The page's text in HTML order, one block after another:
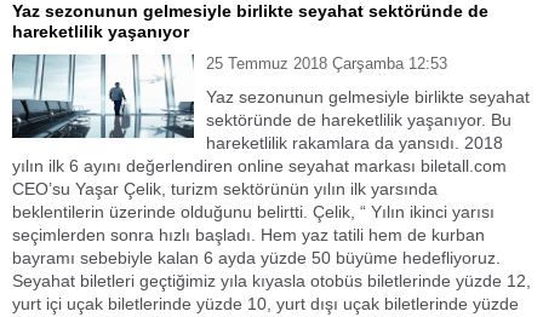
Yaz sezonunun gelmesiyle birlikte seyahat sektöründe de
hareketlilik yaşanıyor
25 Temmuz 2018 Çarşamba 12:53
Yaz sezonunun gelmesiyle birlikte seyahat
sektöründe de hareketlilik yaşanıyor. Bu
hareketlilik rakamlara da yansıdı. 2018
yılın ilk 6 ayını değerlendiren online seyahat markası biletall.com
CEO’su Yaşar Çelik, turizm sektörünün yılın ilk yarsında
beklentilerin üzerinde olduğunu belirtti. Çelik, “ Yılın ikinci yarısı
seçimlerden sonra hızlı başladı. Hem yaz tatili hem de kurban
bayramı sebebiyle kalan 6 ayda yüzde 50 büyüme hedefliyoruz.
Seyahat biletleri geçtiğimiz yıla kıyasla otobüs biletlerinde yüzde 12,
yurt içi uçak biletlerinde yüzde 10, yurt dışı uçak biletlerinde yüzde